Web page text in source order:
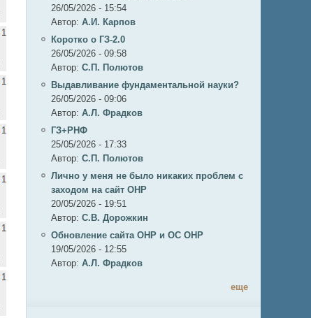
1
1
1
1
1
1
26/05/2026 - 15:54
Автор: А.И. Карпов
Коротко о ГЗ-2.0
26/05/2026 - 09:58
Автор: C.П. Полютов
Выдавливание фундаментальной науки?
26/05/2026 - 09:06
Автор: А.Л. Фрадков
ГЗ+РНФ
25/05/2026 - 17:33
Автор: C.П. Полютов
Лично у меня не было никаких проблем с
заходом на сайт ОНР
20/05/2026 - 19:51
Автор: С.В. Дорожкин
Обновление сайта ОНР и ОС ОНР
19/05/2026 - 12:55
Автор: А.Л. Фрадков
еще